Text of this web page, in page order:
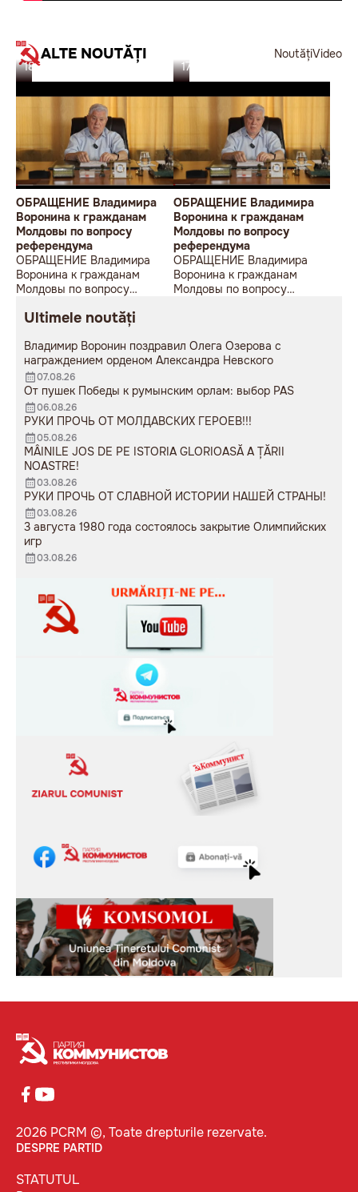
ALTE NOUTĂȚI NoutățiVideo
18.10.24
ОБРАЩЕНИЕ Владимира
Воронина к гражданам
Молдовы по вопросу
референдума
ОБРАЩЕНИЕ Владимира
Воронина к гражданам
Молдовы по вопросу
17.10.24
ОБРАЩЕНИЕ Владимира
Воронина к гражданам
Молдовы по вопросу
референдума
ОБРАЩЕНИЕ Владимира
Воронина к гражданам
Молдовы по вопросу
Ultimele noutăți
Владимир Воронин поздравил Олега Озерова с
награждением орденом Александра Невского
07.08.26
От пушек Победы к румынским орлам: выбор PAS
06.08.26
РУКИ ПРОЧЬ ОТ МОЛДАВСКИХ ГЕРОЕВ!!!
05.08.26
MÂINILE JOS DE PE ISTORIA GLORIOASĂ A ȚĂRII
NOASTRE!
03.08.26
РУКИ ПРОЧЬ ОТ СЛАВНОЙ ИСТОРИИ НАШЕЙ СТРАНЫ!
03.08.26
3 августа 1980 года состоялось закрытие Олимпийских
игр
03.08.26
2026 PCRM ©, Toate drepturile rezervate.
DESPRE PARTID
STATUTUL